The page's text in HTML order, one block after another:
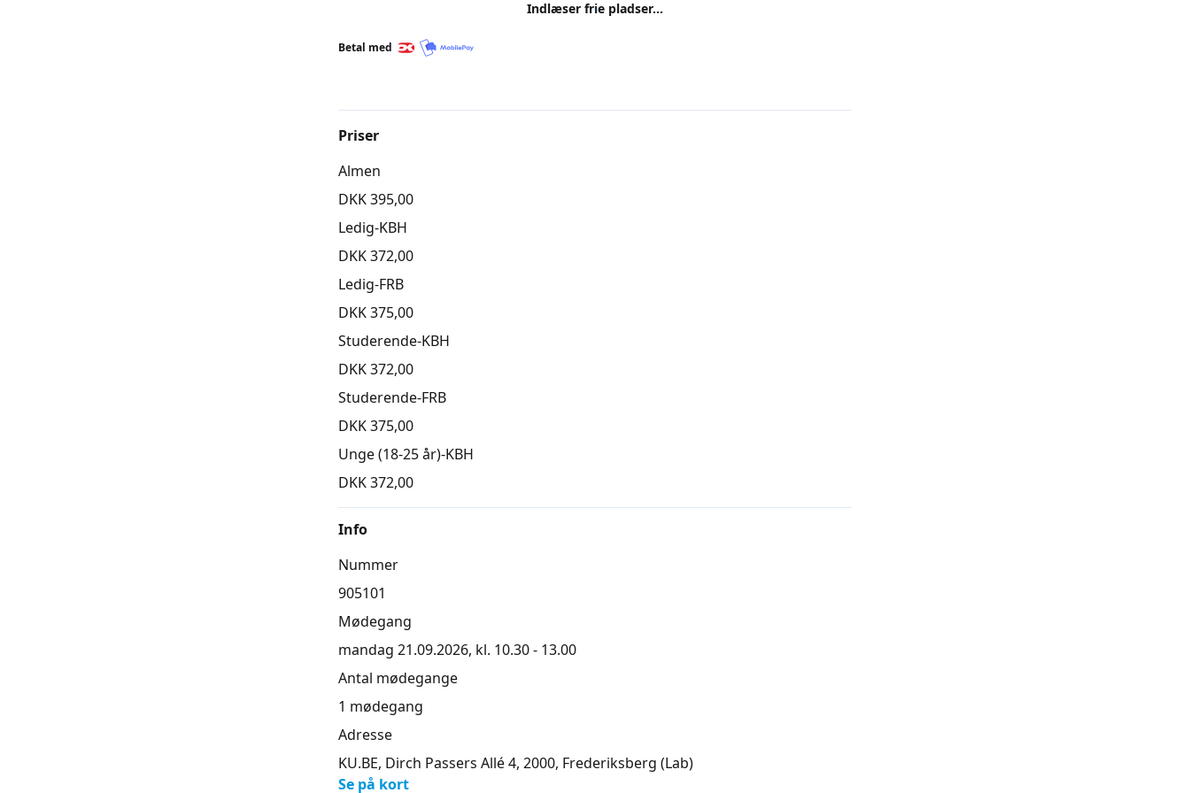
Indlæser frie pladser...
Betal med
Priser
Almen
DKK 395,00
Ledig-KBH
DKK 372,00
Ledig-FRB
DKK 375,00
Studerende-KBH
DKK 372,00
Studerende-FRB
DKK 375,00
Unge (18-25 år)-KBH
DKK 372,00
Info
Nummer
905101
Mødegang
mandag 21.09.2026, kl. 10.30 - 13.00
Antal mødegange
1 mødegang
Adresse
KU.BE, Dirch Passers Allé 4, 2000, Frederiksberg (Lab)
Se på kort